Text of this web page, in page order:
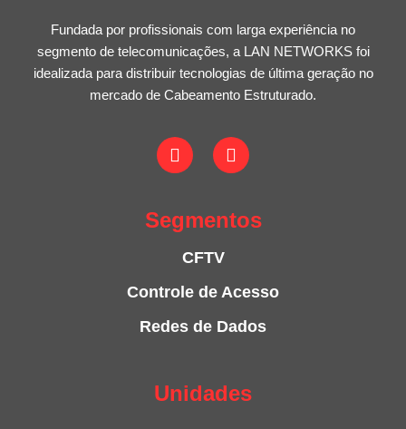
Fundada por profissionais com larga experiência no
segmento de telecomunicações, a LAN NETWORKS foi
idealizada para distribuir tecnologias de última geração no
mercado de Cabeamento Estruturado.
Segmentos
CFTV
Controle de Acesso
Redes de Dados
Unidades